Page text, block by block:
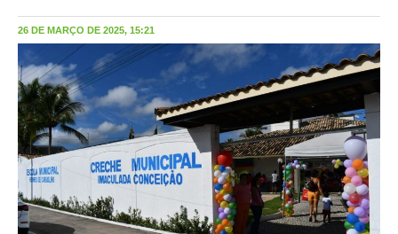
26 DE MARÇO DE 2025, 15:21